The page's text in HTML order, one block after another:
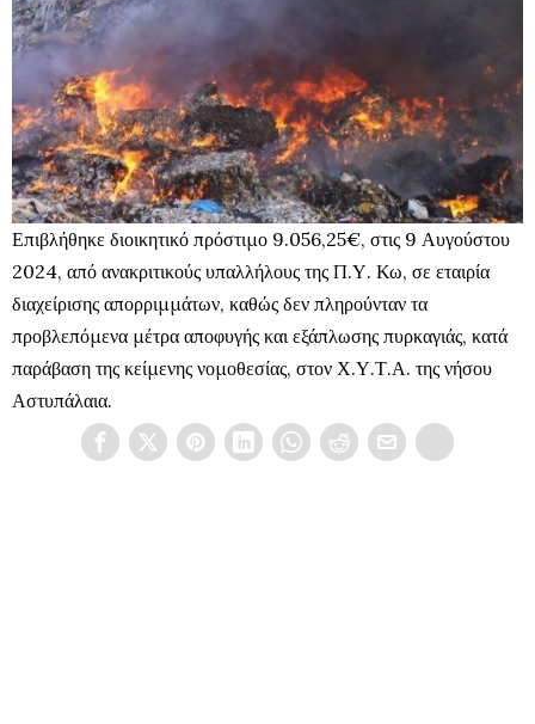
Επιβλήθηκε διοικητικό πρόστιμο 9.056,25€, στις 9 Αυγούστου
2024, από ανακριτικούς υπαλλήλους της Π.Υ. Κω, σε εταιρία
διαχείρισης απορριμμάτων, καθώς δεν πληρούνταν τα
προβλεπόμενα μέτρα αποφυγής και εξάπλωσης πυρκαγιάς, κατά
παράβαση της κείμενης νομοθεσίας, στον Χ.Υ.Τ.Α. της νήσου
Αστυπάλαια.